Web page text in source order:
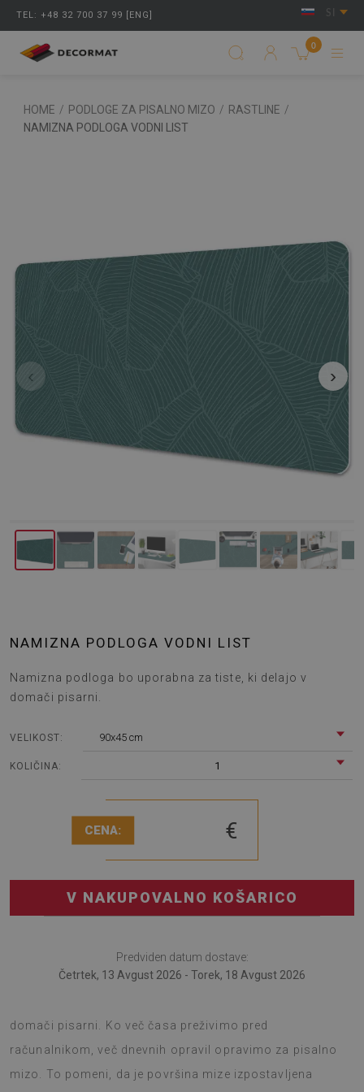
TEL: +48 32 700 37 99 [ENG] SI
0
HOME / PODLOGE ZA PISALNO MIZO / RASTLINE /
NAMIZNA PODLOGA VODNI LIST
‹ ›
NAMIZNA PODLOGA VODNI LIST
Namizna podloga bo uporabna za tiste, ki delajo v
domači pisarni.
VELIKOST: 90x45 cm
KOLIČINA: 1
CENA: €
V NAKUPOVALNO KOŠARICO
Predviden datum dostave:
Četrtek, 13 Avgust 2026 - Torek, 18 Avgust 2026
domači pisarni. Ko več časa preživimo pred
računalnikom, več dnevnih opravil opravimo za pisalno
mizo. To pomeni, da je površina mize izpostavljena